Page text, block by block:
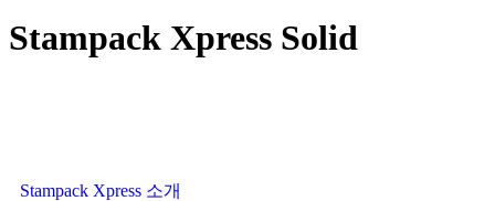
Stampack Xpress Solid
Stampack Xpress 소개